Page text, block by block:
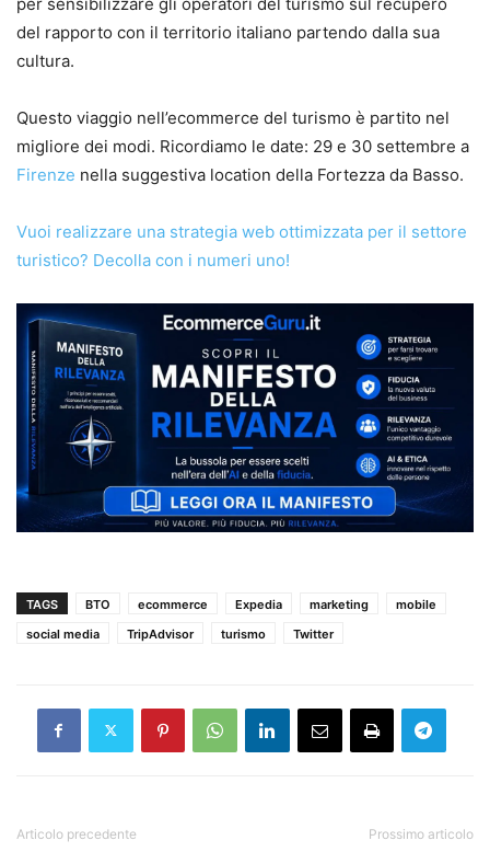
del rapporto con il territorio italiano partendo dalla sua
cultura.
Questo viaggio nell’ecommerce del turismo è partito nel
migliore dei modi. Ricordiamo le date: 29 e 30 settembre a
Firenze nella suggestiva location della Fortezza da Basso.
Vuoi realizzare una strategia web ottimizzata per il settore
turistico? Decolla con i numeri uno!
TAGS BTO ecommerce Expedia marketing
mobile
social media
TripAdvisor turismo Twitter
Articolo precedente Prossimo articolo